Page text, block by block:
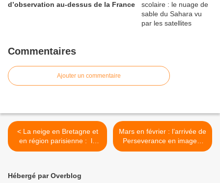
d’observation au-dessus de la France
Commentaires
Ajouter un commentaire
< La neige en Bretagne et
en région parisienne : le
blanc dans les yeux des
Mars en février : l’arrivée de
Perseverance en images,
sous toutes les coutures >
Hébergé par Overblog